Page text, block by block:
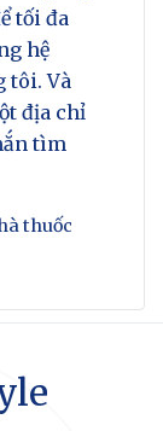
tối đa
hệ
tôi. Và
địa chỉ
tìm
thuốc